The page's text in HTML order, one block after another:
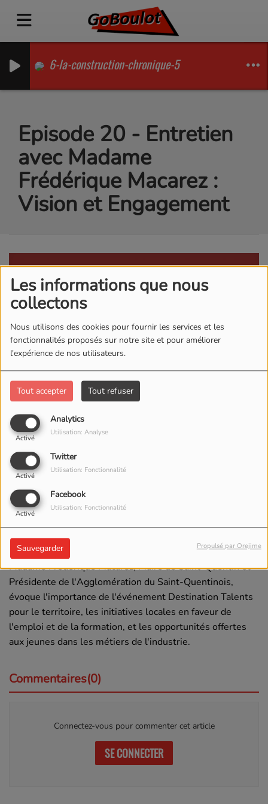
Les informations que nous
collectons
Nous utilisons des cookies pour fournir les services et les
fonctionnalités proposés sur notre site et pour améliorer
l'expérience de nos utilisateurs.
Tout accepter Tout refuser
Analytics
Activé
Utilisation: Analyse
Twitter
Activé
Utilisation: Fonctionnalité
Facebook
Activé
Utilisation: Fonctionnalité
Sauvegarder Propulsé par Orejime
6-la-construction-chronique-5
Episode 20 - Entretien
avec Madame
Frédérique Macarez :
Vision et Engagement
04 DÉCEMBRE 2024
Écouter le podcast
Madame Frédérique Macarez, Maire de Saint-Quentin et
Présidente de l'Agglomération du Saint-Quentinois,
évoque l'importance de l'événement Destination Talents
pour le territoire, les initiatives locales en faveur de
l'emploi et de la formation, et les opportunités offertes
aux jeunes dans les métiers de l'industrie.
Commentaires(0)
Connectez-vous pour commenter cet article
SE CONNECTER